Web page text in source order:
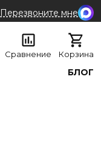
Перезвоните мне
Сравнение Корзина
БЛОГ